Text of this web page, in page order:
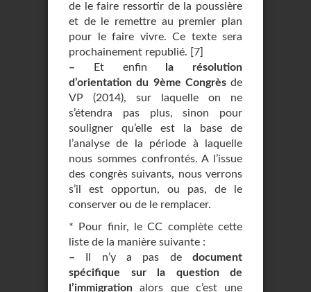
de le faire ressortir de la poussière
et de le remettre au premier plan
pour le faire vivre. Ce texte sera
prochainement republié. [7]
– Et enfin
la résolution
d’orientation du 9ème Congrèsde
VP (2014), sur laquelle on ne
s’étendra pas plus, sinon pour
souligner qu’elle est la base de
l’analyse de la période à laquelle
nous sommes confrontés. A l’issue
des congrès suivants, nous verrons
s’il est opportun, ou pas, de le
conserver ou de le remplacer.
* Pour finir, le CC complète cette
liste de la manière suivante :
– Il n’y a pas de document
spécifique sur la question de
l’immigration alors que c’est une